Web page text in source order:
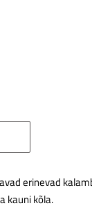
erinevad
kauni kõla.